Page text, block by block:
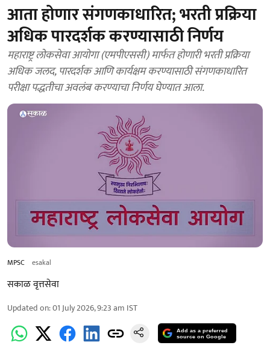
आता होणार संगणकाधारित; भरती प्रक्रिया
अधिक पारदर्शक करण्यासाठी निर्णय
महाराष्ट्र लोकसेवा आयोगा (एमपीएससी) मार्फत होणारी भरती प्रक्रिया
अधिक जलद, पारदर्शक आणि कार्यक्षम करण्यासाठी संगणकाधारित
परीक्षा पद्धतीचा अवलंब करण्याचा निर्णय घेण्यात आला.
MPSC esakal
सकाळ वृत्तसेवा
Updated on:01 July 2026, 9:23 am IST
Add as a preferred
source on Google